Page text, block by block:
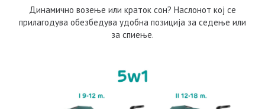
Динамично возење или краток сон? Наслонот кој се
прилагодува обезбедува удобна позиција за седење или
за спиење.